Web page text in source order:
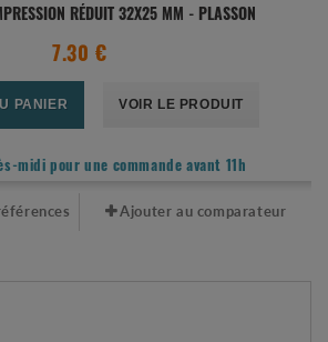
RÉDUIT 32X25 MM - PLASSON
7.30 €
PANIER VOIR LE PRODUIT
midi pour une commande avant 11h
Ajouter au comparateur